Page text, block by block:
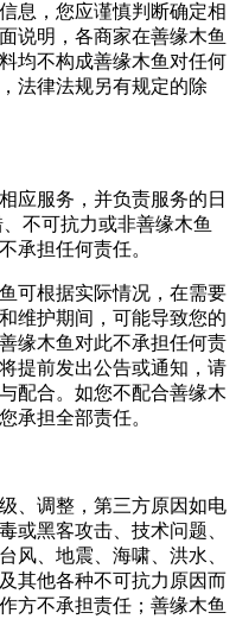
息，您应谨慎判断确定相
说明，各商家在善缘木鱼
均不构成善缘木鱼对任何
法律法规另有规定的除
应服务，并负责服务的日
不可抗力或非善缘木鱼
承担任何责任。
可根据实际情况，在需要
维护期间，可能导致您的
缘木鱼对此不承担任何责
提前发出公告或通知，请
配合。如您不配合善缘木
承担全部责任。
、调整，第三方原因如电
或黑客攻击、技术问题、
风、地震、海啸、洪水、
其他各种不可抗力原因而
方不承担责任；善缘木鱼